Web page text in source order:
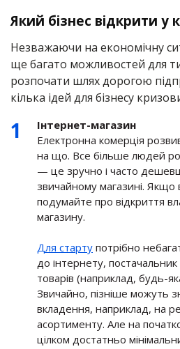
Який бізнес відкрити у
Незважаючи на економічну
ще багато можливостей для
розпочати шлях дорогою
кілька ідей для бізнесу
Інтернет-магазин
Електронна комерція
на що. Все більше людей
— це зручно і часто
звичайному магазині.
подумайте про відкриття
магазину.
Для старту потрібно
до інтернету,
товарів (наприклад, будь-
Звичайно, пізніше можуть
вкладення, наприклад, на
асортименту. Але на
цілком достатньо